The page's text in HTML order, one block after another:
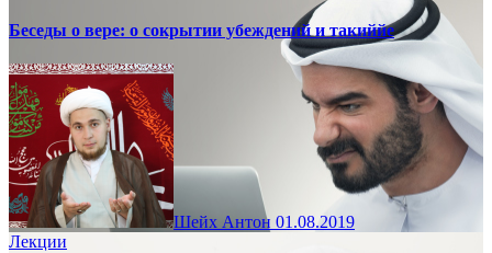
Беседы о вере: о сокрытии убеждений и такиййе
Шейх Антон 01.08.2019
Лекции